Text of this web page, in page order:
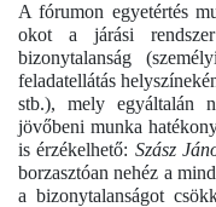
A fórumon egyetértés
okot a járási rendszer
bizonytalanság
feladatellátás
stb.), mely egyáltalán
jövőbeni munka
is érzékelhető: Szász
borzasztóan nehéz a
a bizonytalanságot